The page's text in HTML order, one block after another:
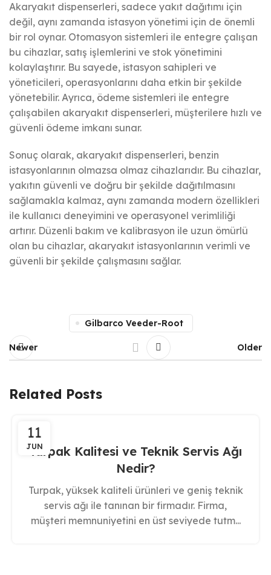
Akaryakıt dispenserleri, sadece yakıt dağıtımı için
değil, aynı zamanda istasyon yönetimi için de önemli
bir rol oynar. Otomasyon sistemleri ile entegre çalışan
bu cihazlar, satış işlemlerini ve stok yönetimini
kolaylaştırır. Bu sayede, istasyon sahipleri ve
yöneticileri, operasyonlarını daha etkin bir şekilde
yönetebilir. Ayrıca, ödeme sistemleri ile entegre
çalışabilen akaryakıt dispenserleri, müşterilere hızlı ve
güvenli ödeme imkanı sunar.
Sonuç olarak, akaryakıt dispenserleri, benzin
istasyonlarının olmazsa olmaz cihazlarıdır. Bu cihazlar,
yakıtın güvenli ve doğru bir şekilde dağıtılmasını
sağlamakla kalmaz, aynı zamanda modern özellikleri
ile kullanıcı deneyimini ve operasyonel verimliliği
artırır. Düzenli bakım ve kalibrasyon ile uzun ömürlü
olan bu cihazlar, akaryakıt istasyonlarının verimli ve
güvenli bir şekilde çalışmasını sağlar.
Gilbarco Veeder-Root
Newer Older
Related Posts
11
JUN
Turpak Kalitesi ve Teknik Servis Ağı
Nedir?
Turpak, yüksek kaliteli ürünleri ve geniş teknik
servis ağı ile tanınan bir firmadır. Firma,
müşteri memnuniyetini en üst seviyede tutm...